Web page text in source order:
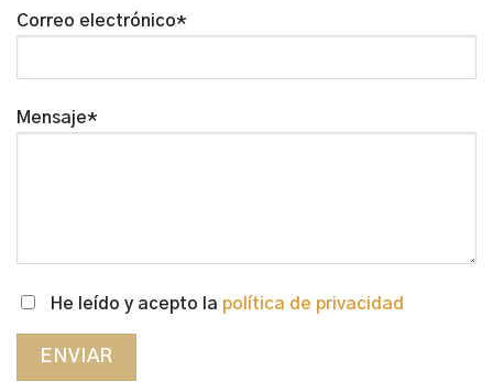
Correo electrónico*
Mensaje*
He leído y acepto la política de privacidad